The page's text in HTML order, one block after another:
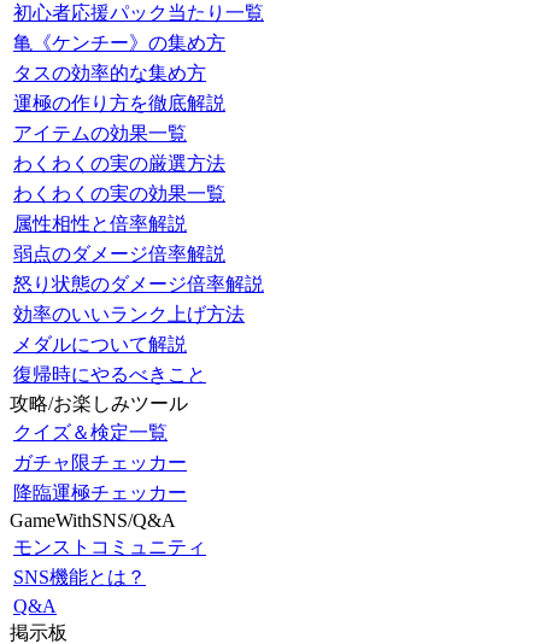
初心者応援パック当たり一覧
亀《ケンチー》の集め方
タスの効率的な集め方
運極の作り方を徹底解説
アイテムの効果一覧
わくわくの実の厳選方法
わくわくの実の効果一覧
属性相性と倍率解説
弱点のダメージ倍率解説
怒り状態のダメージ倍率解説
効率のいいランク上げ方法
メダルについて解説
復帰時にやるべきこと
攻略/お楽しみツール
クイズ＆検定一覧
ガチャ限チェッカー
降臨運極チェッカー
GameWithSNS/Q&A
モンストコミュニティ
SNS機能とは？
Q&A
掲示板